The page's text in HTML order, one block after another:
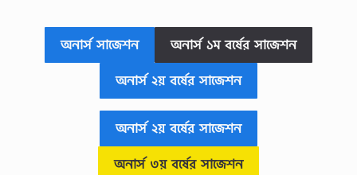
অনার্স সাজেশন অনার্স ১ম বর্ষের সাজেশন
অনার্স ২য় বর্ষের সাজেশন
অনার্স ২য় বর্ষের সাজেশন
অনার্স ৩য় বর্ষের সাজেশন